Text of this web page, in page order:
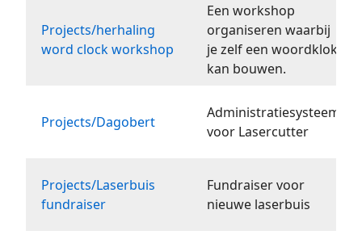
Projects/herhaling
word clock workshop
Een workshop
organiseren waarbij
je zelf een woordklok
kan bouwen.
Projects/Dagobert
Administratiesysteem
voor Lasercutter
Projects/Laserbuis
fundraiser
Fundraiser voor
nieuwe laserbuis